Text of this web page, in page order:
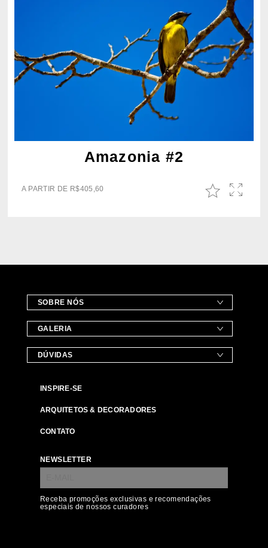
Amazonia #2
A PARTIR DE R$405,60
SOBRE NÓS
GALERIA
DÚVIDAS
INSPIRE-SE
ARQUITETOS & DECORADORES
CONTATO
NEWSLETTER
Receba promoções exclusivas e recomendações
especiais de nossos curadores